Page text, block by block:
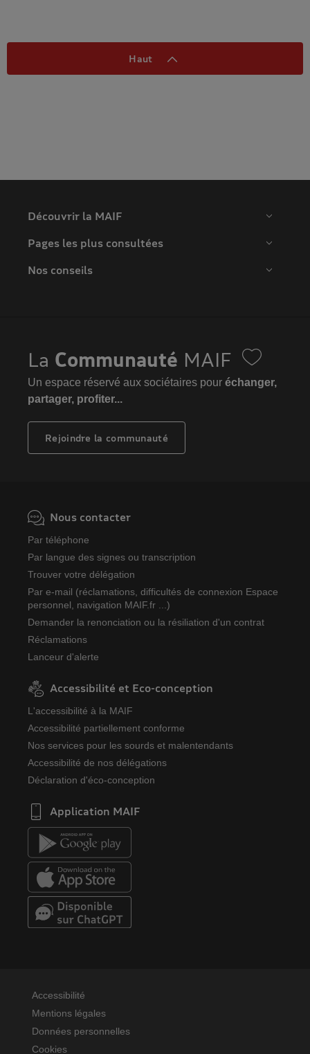
Haut
Découvrir la MAIF
Pages les plus consultées
Nos conseils
La Communauté MAIF
Un espace réservé aux sociétaires pour échanger,
partager, profiter...
Rejoindre la communauté
Nous contacter
Par téléphone
Par langue des signes ou transcription
Trouver votre délégation
Par e-mail (réclamations, difficultés de connexion Espace
personnel, navigation MAIF.fr ...)
Demander la renonciation ou la résiliation d'un contrat
Réclamations
Lanceur d'alerte
Accessibilité et Eco-conception
L'accessibilité à la MAIF
Accessibilité partiellement conforme
Nos services pour les sourds et malentendants
Accessibilité de nos délégations
Déclaration d'éco-conception
Application MAIF
Accessibilité
Mentions légales
Données personnelles
Cookies